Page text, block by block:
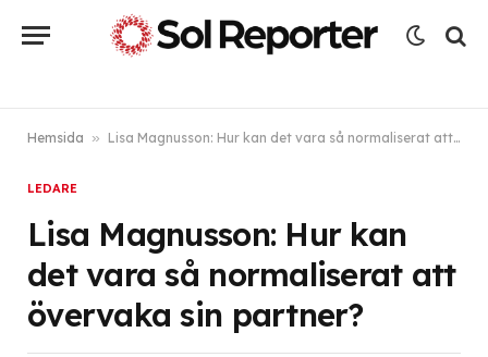
Hemsida » Lisa Magnusson: Hur kan det vara så normaliserat att övervaka sin partner?
LEDARE
Lisa Magnusson: Hur kan
det vara så normaliserat att
övervaka sin partner?